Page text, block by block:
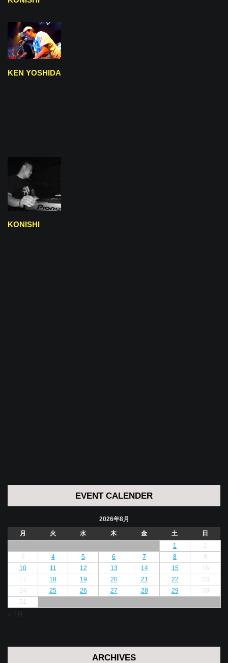
KEN YOSHIDA
KONISHI
EVENT CALENDER
2026年8月
月
火 水 木 金 土
日
1
2
3
4 5 6 7 8
9
10
11 12 13 14 15
16
17
18 19 20 21 22
23
24
25 26 27 28 29
30
31
« 7月
ARCHIVES